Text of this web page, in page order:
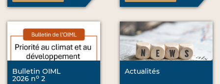
Bulletin OIML
2026 no 2
Actualités